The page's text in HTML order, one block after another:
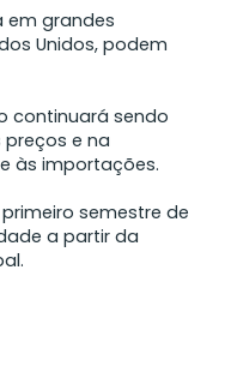
em grandes
Unidos, podem
continuará sendo
e na
às importações.
semestre de
a partir da